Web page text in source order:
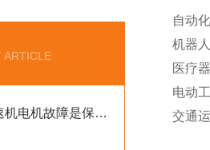
ARTICLE
快速干预ROSSI减速机电机故障是保障设备长周期稳定运行的关键
自动
机器
医疗
电动
交通